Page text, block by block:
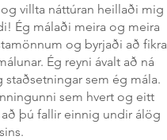
villta náttúran heillaði mig
Ég málaði meira og meira
og byrjaði að fikra
Ég reyni ávalt að ná
sem ég mála.
sem hvert og eitt
þú fallir einnig undir álög